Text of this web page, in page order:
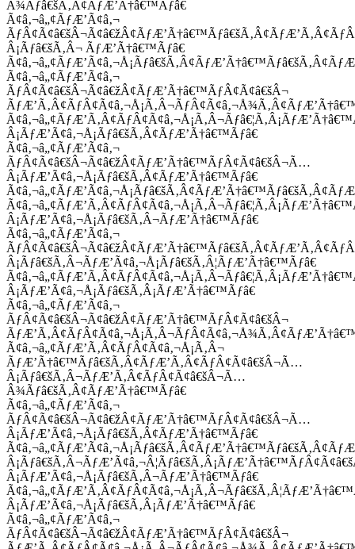
Â¾Ãƒâ€šÃ‚Â¢ÃƒÆ’Ã†â€™Ãƒâ€
Ã¢â‚¬â„¢ÃƒÆ’Ã¢â‚¬
Â¡Ãƒâ€šÃ‚Â¬ ÃƒÆ’Ã†â€™Ãƒâ€
Ã¢â‚¬â„¢ÃƒÆ’Ã¢â‚¬
ÃƒÂ¢Ã¢â€šÂ¬Ã¢â€žÂ¢ÃƒÆ’Ã†â€™ÃƒÂ¢Ã¢â€šÂ¬
Â¡ÃƒÆ’Ã¢â‚¬Å¡Ãƒâ€šÃ‚Â¢ÃƒÆ’Ã†â€™Ãƒâ€
Ã¢â‚¬â„¢ÃƒÆ’Ã¢â‚¬
ÃƒÂ¢Ã¢â€šÂ¬Ã¢â€žÂ¢ÃƒÆ’Ã†â€™ÃƒÂ¢Ã¢â€šÂ¬Ã…
Â¡ÃƒÆ’Ã¢â‚¬Å¡Ãƒâ€šÃ‚Â¢ÃƒÆ’Ã†â€™Ãƒâ€
Â¡ÃƒÆ’Ã¢â‚¬Å¡Ãƒâ€šÃ‚Â¬ÃƒÆ’Ã†â€™Ãƒâ€
Ã¢â‚¬â„¢ÃƒÆ’Ã¢â‚¬
Â¡Ãƒâ€šÃ‚Â¬ÃƒÆ’Ã¢â‚¬Å¡Ãƒâ€šÃ‚Â¦ÃƒÆ’Ã†â€™Ãƒâ€
Â¡ÃƒÆ’Ã¢â‚¬Å¡Ãƒâ€šÃ‚Â¡ÃƒÆ’Ã†â€™Ãƒâ€
Ã¢â‚¬â„¢ÃƒÆ’Ã¢â‚¬
ÃƒÂ¢Ã¢â€šÂ¬Ã¢â€žÂ¢ÃƒÆ’Ã†â€™ÃƒÂ¢Ã¢â€šÂ¬
Ã¢â‚¬â„¢ÃƒÆ’Ã‚Â¢ÃƒÂ¢Ã¢â‚¬Å¡Ã‚Â¬
ÃƒÆ’Ã†â€™Ãƒâ€šÃ‚Â¢ÃƒÆ’Ã‚Â¢ÃƒÂ¢Ã¢â€šÂ¬Ã…
Â¡Ãƒâ€šÃ‚Â¬ÃƒÆ’Ã‚Â¢ÃƒÂ¢Ã¢â€šÂ¬Ã…
Â¾Ãƒâ€šÃ‚Â¢ÃƒÆ’Ã†â€™Ãƒâ€
Ã¢â‚¬â„¢ÃƒÆ’Ã¢â‚¬
ÃƒÂ¢Ã¢â€šÂ¬Ã¢â€žÂ¢ÃƒÆ’Ã†â€™ÃƒÂ¢Ã¢â€šÂ¬Ã…
Â¡ÃƒÆ’Ã¢â‚¬Å¡Ãƒâ€šÃ‚Â¢ÃƒÆ’Ã†â€™Ãƒâ€
Â¡ÃƒÆ’Ã¢â‚¬Å¡Ãƒâ€šÃ‚Â¬ÃƒÆ’Ã†â€™Ãƒâ€
Â¡ÃƒÆ’Ã¢â‚¬Å¡Ãƒâ€šÃ‚Â¡ÃƒÆ’Ã†â€™Ãƒâ€
Ã¢â‚¬â„¢ÃƒÆ’Ã¢â‚¬
ÃƒÂ¢Ã¢â€šÂ¬Ã¢â€žÂ¢ÃƒÆ’Ã†â€™ÃƒÂ¢Ã¢â€šÂ¬